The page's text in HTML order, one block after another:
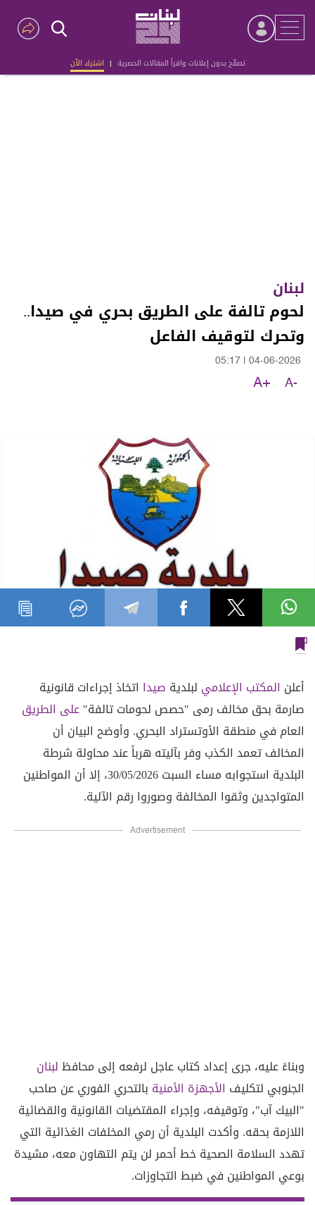
تصفّح بدون إعلانات واقرأ المقالات الحصرية | اشترك الآن
Advertisement
لبنان
لحوم تالفة على الطريق بحري في صيدا..
وتحرك لتوقيف الفاعل
04-06-2026
05:17
A-
A+
أعلن المكتب الإعلامي لبلدية صيدا اتخاذ إجراءات قانونية
صارمة بحق مخالف رمى "حصص لحومات تالفة"على الطريق
العام في منطقة الأوتستراد البحري. وأوضح البيان أن
المخالف تعمد الكذب وفر بآليته هرباً عند محاولة شرطة
البلدية استجوابه مساء السبت 30/05/2026، إلا أن المواطنين
المتواجدين وثقوا المخالفة وصوروا رقم الآلية.
Advertisement
وبناءً عليه، جرى إعداد كتاب عاجل لرفعه إلى محافظلبنان
الجنوبي لتكليف الأجهزة الأمنية بالتحري الفوري عن صاحب
"البيك آب"، وتوقيفه، وإجراء المقتضيات القانونية والقضائية
اللازمة بحقه. وأكدت البلدية أن رمي المخلفات الغذائية التي
تهدد السلامة الصحية خط أحمر لن يتم التهاون معه، مشيدة
بوعي المواطنين في ضبط التجاوزات.